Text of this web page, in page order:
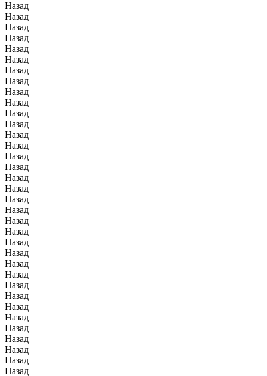
Назад
Назад
Назад
Назад
Назад
Назад
Назад
Назад
Назад
Назад
Назад
Назад
Назад
Назад
Назад
Назад
Назад
Назад
Назад
Назад
Назад
Назад
Назад
Назад
Назад
Назад
Назад
Назад
Назад
Назад
Назад
Назад
Назад
Назад
Назад